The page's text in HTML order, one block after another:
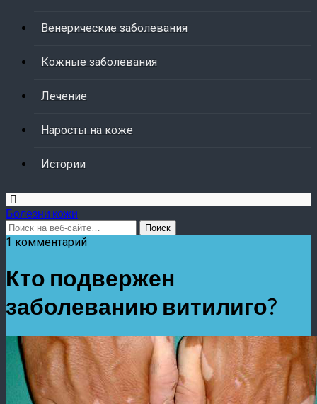
Венерические заболевания
Кожные заболевания
Лечение
Наросты на коже
Истории
Болезни кожи
1 комментарий
Кто подвержен
заболеванию витилиго?